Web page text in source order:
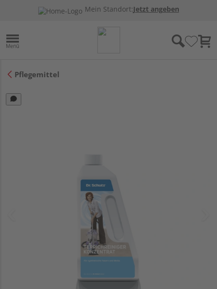
Mein Standort:Jetzt angeben
Pflegemittel